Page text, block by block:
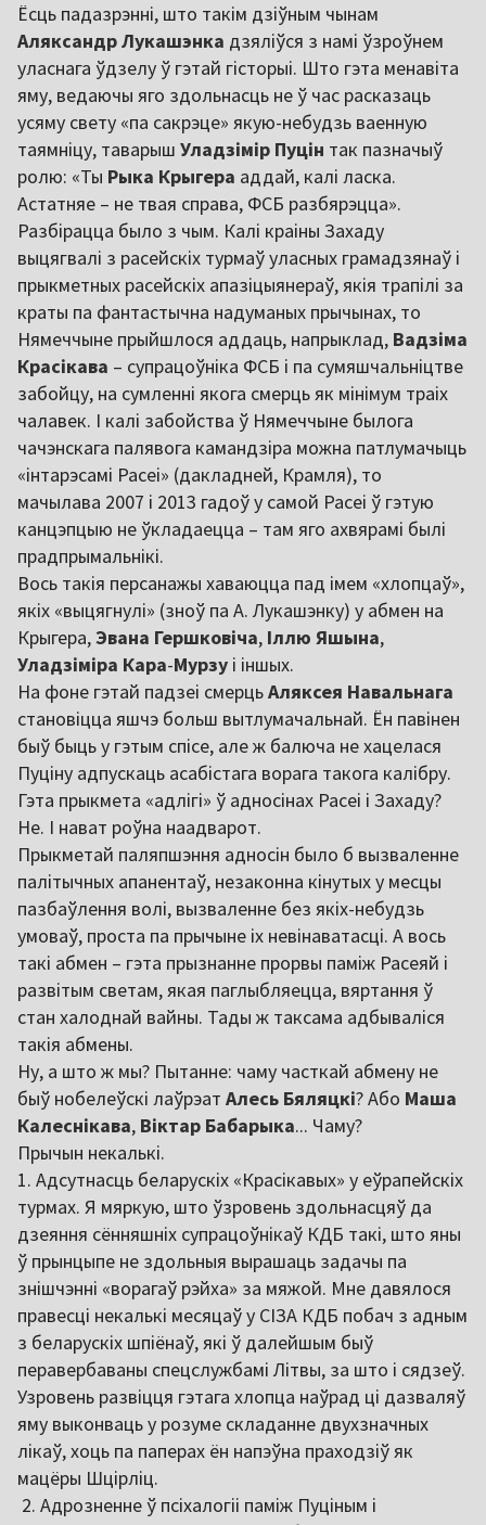
Ёсць падазрэнні, што такім дзіўным чынам
Аляксандр Лукашэнка дзяліўся з намі ўзроўнем
уласнага ўдзелу ў гэтай гісторыі. Што гэта менавіта
яму, ведаючы яго здольнасць не ў час расказаць
усяму свету «па сакрэце» якую-небудзь ваенную
таямніцу, таварыш Уладзімір Пуцін так пазначыў
ролю: «Ты Рыка Крыгера аддай, калі ласка.
Астатняе – не твая справа, ФСБ разбярэцца».
Разбірацца было з чым. Калі краіны Захаду
выцягвалі з расейскіх турмаў уласных грамадзянаў і
прыкметных расейскіх апазіцыянераў, якія трапілі за
краты па фантастычна надуманых прычынах, то
Нямеччыне прыйшлося аддаць, напрыклад, Вадзіма
Красікава – супрацоўніка ФСБ і па сумяшчальніцтве
забойцу, на сумленні якога смерць як мінімум траіх
чалавек. І калі забойства ў Нямеччыне былога
чачэнскага палявога камандзіра можна патлумачыць
«інтарэсамі Расеі» (дакладней, Крамля), то
мачылава 2007 і 2013 гадоў у самой Расеі ў гэтую
канцэпцыю не ўкладаецца – там яго ахвярамі былі
прадпрымальнікі.
Вось такія персанажы хаваюцца пад імем «хлопцаў»,
якіх «выцягнулі» (зноў па А. Лукашэнку) у абмен на
Крыгера,Эвана Гершковіча, Іллю Яшына,
Уладзіміра Кара-Мурзу і іншых.
На фоне гэтай падзеі смерцьАляксея Навальнага
становіцца яшчэ больш вытлумачальнай. Ён павінен
быў быць у гэтым спісе, але ж балюча не хацелася
Пуціну адпускаць асабістага ворага такога калібру.
Гэта прыкмета «адлігі» ў адносінах Расеі і Захаду?
Не. І нават роўна наадварот.
Прыкметай паляпшэння адносін было б вызваленне
палітычных апанентаў, незаконна кінутых у месцы
пазбаўлення волі, вызваленне без якіх-небудзь
умоваў, проста па прычыне іх невінаватасці. А вось
такі абмен – гэта прызнанне прорвы паміж Расеяй і
развітым светам, якая паглыбляецца, вяртання ў
стан халоднай вайны. Тады ж таксама адбываліся
такія абмены.
Ну, а што ж мы? Пытанне: чаму часткай абмену не
быў нобелеўскі лаўрэат Алесь Бяляцкі? Або Маша
Калеснікава, Віктар Бабарыка... Чаму?
Прычын некалькі.
1. Адсутнасць беларускіх «Красікавых» у еўрапейскіх
турмах. Я мяркую, што ўзровень здольнасцяў да
дзеяння сённяшніх супрацоўнікаў КДБ такі, што яны
ў прынцыпе не здольныя вырашаць задачы па
знішчэнні «ворагаў рэйха» за мяжой. Мне давялося
правесці некалькі месяцаў у СІЗА КДБ побач з адным
з беларускіх шпіёнаў, які ў далейшым быў
перавербаваны спецслужбамі Літвы, за што і сядзеў.
Узровень развіцця гэтага хлопца наўрад ці дазваляў
яму выконваць у розуме складанне двухзначных
лікаў, хоць па паперах ён напэўна праходзіў як
мацёры Шцірліц.
2. Адрозненне ў псіхалогіі паміж Пуціным і